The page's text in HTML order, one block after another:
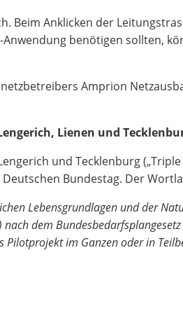
Beim Anklicken der
benötigen sollten,
Amprion
Lienen und
und Tecklenburg („Triple
Bundestag. Der
Lebensgrundlagen und der
dem Bundesbedarfsplangesetz
Pilotprojekt im Ganzen oder in